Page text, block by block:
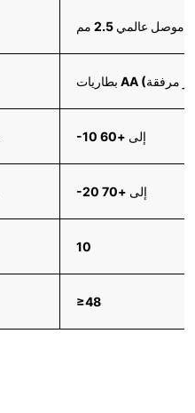
-10 إلى +60
-20 إلى +70
10
≥48